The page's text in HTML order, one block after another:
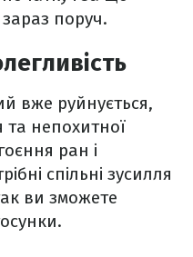
поруч.
вже руйнується,
та непохитної
ран і
спільні зусилля
ви зможете